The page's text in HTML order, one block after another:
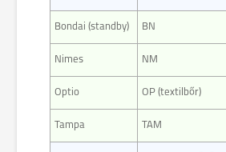
Bondai (standby) BN
Nimes NM
Optio OP (textilbőr)
Tampa TAM